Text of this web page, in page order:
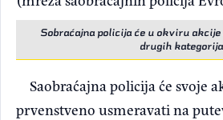
Sobraćajna policija će u okviru
drugih kategorija
Saobraćajna policija će svoje
prvenstveno usmeravati na